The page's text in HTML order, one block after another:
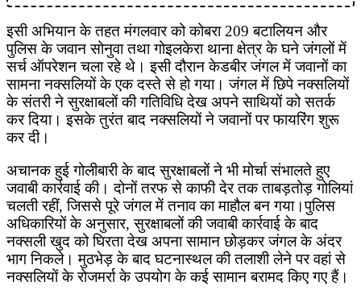
इसी अभियान के तहत मंगलवार को कोबरा 209 बटालियन और
पुलिस के जवान सोनुवा तथा गोइलकेरा थाना क्षेत्र के घने जंगलों में
सर्च ऑपरेशन चला रहे थे। इसी दौरान केडबीर जंगल में जवानों का
सामना नक्सलियों के एक दस्ते से हो गया। जंगल में छिपे नक्सलियों
के संतरी ने सुरक्षाबलों की गतिविधि देख अपने साथियों को सतर्क
कर दिया। इसके तुरंत बाद नक्सलियों ने जवानों पर फायरिंग शुरू
कर दी।
अचानक हुई गोलीबारी के बाद सुरक्षाबलों ने भी मोर्चा संभालते हुए
जवाबी कार्रवाई की। दोनों तरफ से काफी देर तक ताबड़तोड़ गोलियां
चलती रहीं, जिससे पूरे जंगल में तनाव का माहौल बन गया।पुलिस
अधिकारियों के अनुसार, सुरक्षाबलों की जवाबी कार्रवाई के बाद
नक्सली खुद को घिरता देख अपना सामान छोड़कर जंगल के अंदर
भाग निकले। मुठभेड़ के बाद घटनास्थल की तलाशी लेने पर वहां से
नक्सलियों के रोजमर्रा के उपयोग के कई सामान बरामद किए गए हैं।